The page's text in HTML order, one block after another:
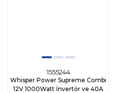
1555244
Whisper Power Supreme Combi
12V 1000Watt İnvertör ve 40A